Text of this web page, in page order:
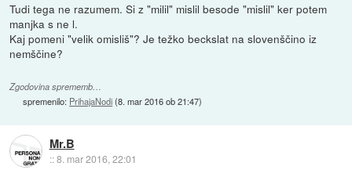
Tudi tega ne razumem. Si z "milil" mislil besode "mislil" ker potem
manjka s ne l.
Kaj pomeni "velik omisliš"? Je težko beckslat na slovenščino iz
nemščine?
Zgodovina sprememb…
spremenilo: PrihajaNodi(8. mar 2016 ob 21:47)
Mr.B
::8. mar 2016, 22:01